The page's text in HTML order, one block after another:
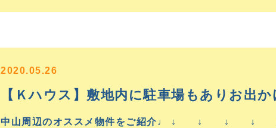
2020.05.26
【Ｋハウス】敷地内に駐車場もありお出
中山周辺のオススメ物件をご紹介♩ ↓ ↓ ↓ ↓